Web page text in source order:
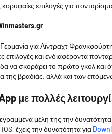
κορυφαίες επιλογές για
για Αϊντραχτ
και ενδιαφέροντα
να σκοράρει το πρώτο γκολ και
της βραδιάς, αλλά και των
με πολλές
μέλη της την
iOS, έχεις την δυνατότητα για